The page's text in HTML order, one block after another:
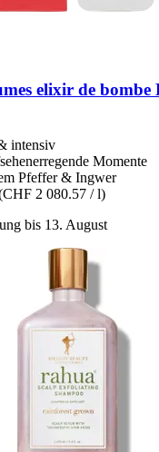
elixir de bombe
intensiv
Momente
Pfeffer & Ingwer
2 080.57 / l)
bis 13. August